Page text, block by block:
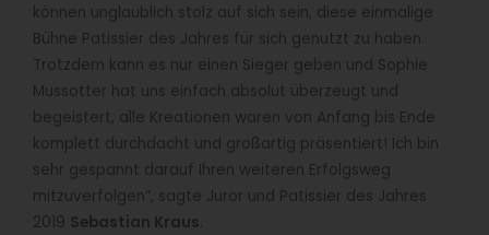
können unglaublich stolz auf sich sein, diese einmalige
Bühne Patissier des Jahres für sich genutzt zu haben.
Trotzdem kann es nur einen Sieger geben und Sophie
Mussotter hat uns einfach absolut überzeugt und
begeistert, alle Kreationen waren von Anfang bis Ende
komplett durchdacht und großartig präsentiert! Ich bin
sehr gespannt darauf Ihren weiteren Erfolgsweg
mitzuverfolgen“, sagte Juror und Patissier des Jahres
2019 Sebastian Kraus